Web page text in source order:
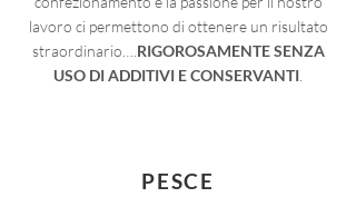
lavoro ci permettono di ottenere un risultato
straordinario…. RIGOROSAMENTE SENZA
USO DI ADDITIVI E CONSERVANTI
PESCE